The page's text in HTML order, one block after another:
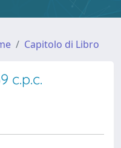
Capitolo di Libro
c.p.c.